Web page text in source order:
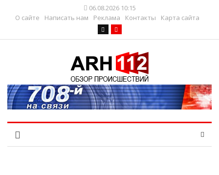
06.08.2026 10:15
О сайте
Написать нам Реклама Контакты Карта сайта